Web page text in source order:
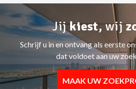
Jijkiest,wij
Schrijf u in en ontvang als eerste
dat voldoet aan uw
MAAK UW